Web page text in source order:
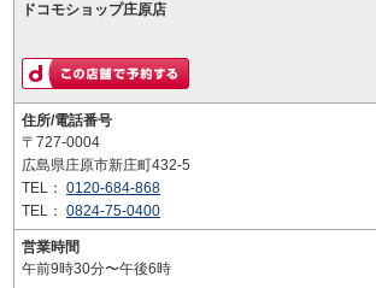
ドコモショップ庄原店
住所/電話番号
〒727-0004
広島県庄原市新庄町432-5
TEL： 0120-684-868
TEL： 0824-75-0400
営業時間
午前9時30分〜午後6時